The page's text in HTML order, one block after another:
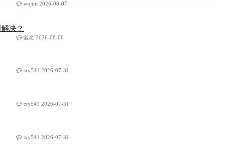
wujun 2026-08-07
决？
匿名 2026-08-06
txy541 2026-07-31
txy541 2026-07-31
txy541 2026-07-31